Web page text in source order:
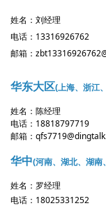
英文版
姓名：刘经理
电话：13316926762
邮箱：
姓名：罗经理
电话：18025331252
姓名：陈经理
电话：18818797719
邮箱：
华东大区(上海、浙江
华中(河南、湖北、湖南